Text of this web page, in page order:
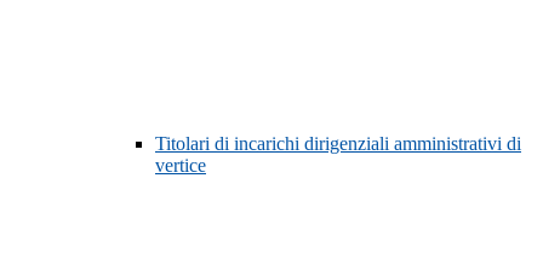
Titolari di incarichi dirigenziali amministrativi di
vertice